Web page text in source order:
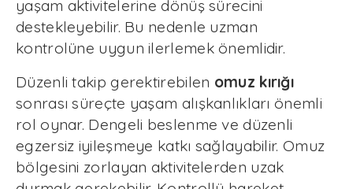
yaşam aktivitelerine dönüş sürecini
destekleyebilir. Bu nedenle uzman
kontrolüne uygun ilerlemek önemlidir.
Düzenli takip gerektirebilen omuz kırığı
sonrası süreçte yaşam alışkanlıkları önemli
rol oynar. Dengeli beslenme ve düzenli
egzersiz iyileşmeye katkı sağlayabilir. Omuz
bölgesini zorlayan aktivitelerden uzak